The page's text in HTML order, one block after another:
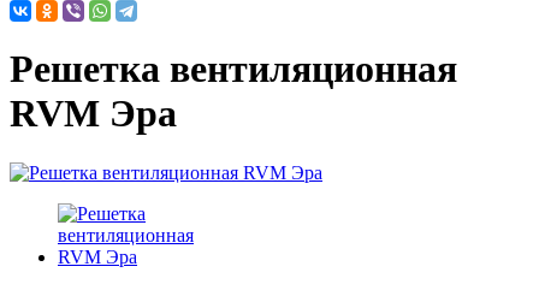
Решетка вентиляционная
RVM Эра